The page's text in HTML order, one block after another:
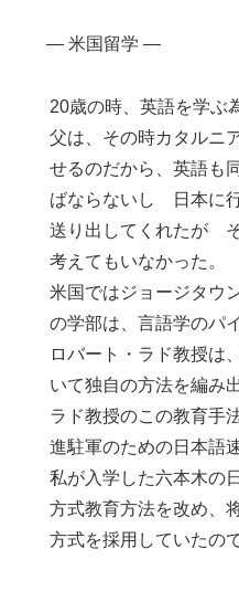
― 米国留学 ―
20歳の時、英語を学ぶ
父は、その時カタルニ
せるのだから、英語も
ばならないし 日本に
送り出してくれたが
考えてもいなかった。
米国ではジョージタウ
の学部は、言語学のパ
ロバート・ラド教授は
いて独自の方法を編み
ラド教授のこの教育手
進駐軍のための日本語
私が入学した六本木の
方式教育方法を改め、
方式を採用していたの